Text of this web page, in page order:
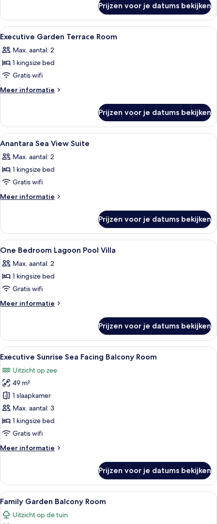
Sea
View
Suite
Prijzen voor je datums bekijken
Alle
foto's
voor
Executive
Garden
Terrace
Een hotelkamer met een groot bed,
4
Executive Garden Terrace Room
Max. aantal: 2
1 kingsize bed
Gratis wifi
Meer informatie
Meer
Garden
Terrace
Room
Prijzen voor je datums bekijken
Alle
foto's
voor
Anantara
Sea
View
Een hotelkamer met een groot bed,
4
Anantara Sea View Suite
Max. aantal: 2
1 kingsize bed
Gratis wifi
Meer informatie
Meer
Sea
View
Suite
Prijzen voor je datums bekijken
Alle
foto's
voor
One
Bedroom
Lagoon
laden
Een hotelkamer met een groot bed,
6
One Bedroom Lagoon Pool Villa
Max. aantal: 2
1 kingsize bed
Gratis wifi
Meer informatie
Meer
Bedroom
Lagoon
Pool
Prijzen voor je datums bekijken
Alle
foto's
voor
Executive
Sunrise
Sea
Facing
Balcony
laden
Een hotelkamer met een groot bed,
6
Executive Sunrise Sea Facing Balcony Room
Uitzicht op zee
49 m²
1 slaapkamer
Max. aantal: 3
1 kingsize bed
Gratis wifi
Meer informatie
Meer
Sunrise
Sea
Facing
Balcony
Room
Prijzen voor je datums bekijken
Alle
foto's
voor
Een hotelkamer met een groot bed,
7
Family Garden Balcony Room
Uitzicht op de tuin